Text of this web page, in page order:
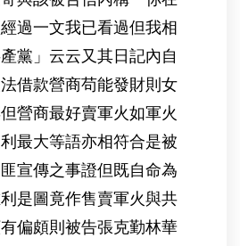
過一文我已看過但我相
黨」云云又其日記內自
借款營商苟能發財則女
營商最好賣軍火如軍火
最大等語亦相符合是被
宣傳之事證但既自命為
是圖竟作售賣軍火與共
偏頗則被告張克勤林華